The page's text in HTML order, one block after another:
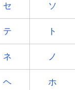
セ ソ
テ ト
ネ ノ
ヘ ホ